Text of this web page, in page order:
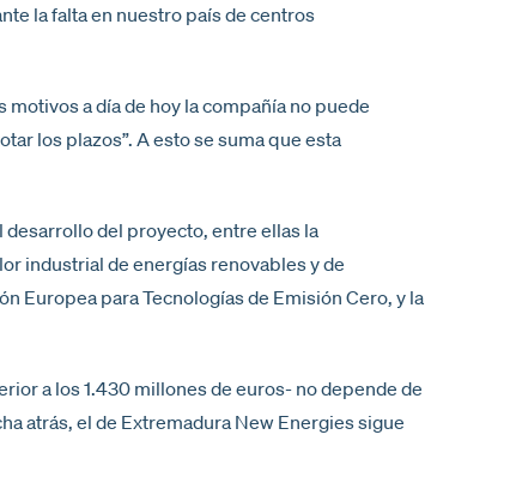
la falta en nuestro país de centros
a día de hoy la compañía no puede
los plazos”. A esto se suma que esta
desarrollo del proyecto, entre ellas la
industrial de energías renovables y de
Europea para Tecnologías de Emisión Cero, y la
a los 1.430 millones de euros- no depende de
atrás, el de Extremadura New Energies sigue